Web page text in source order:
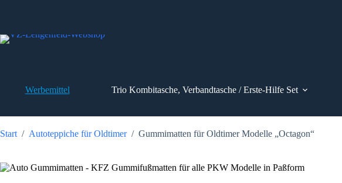
Werbemittel Trio Kombitasche, Verbandtasche / Erste-Hilfe Set
Start / Autoteppiche für Oldtimer / Gummimatten für Oldtimer Modelle „Octagon“